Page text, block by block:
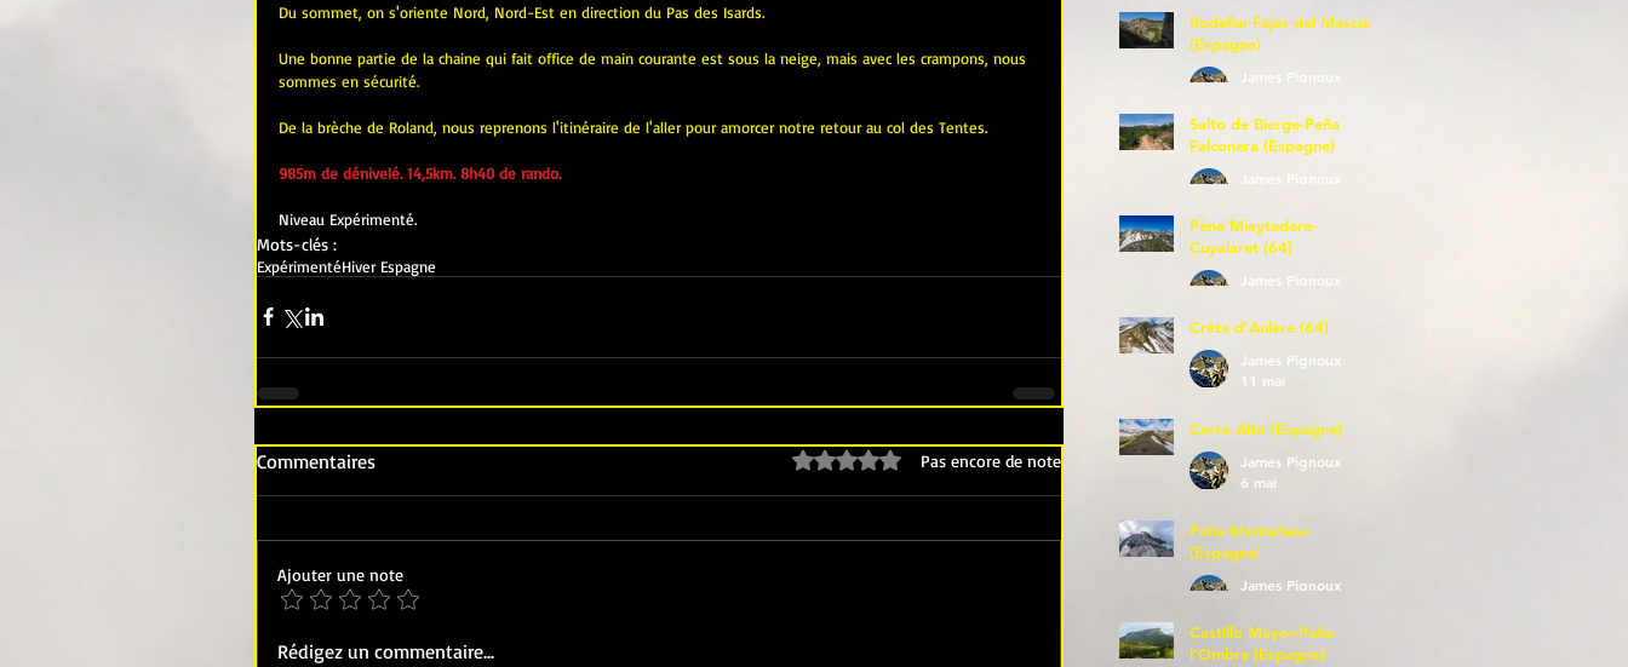
Du sommet, on s'oriente Nord, Nord-Est en direction du Pas des Isards.
Une bonne partie de la chaine qui fait office de main courante est sous la neige, mais avec les crampons, nous
sommes en sécurité.
De la brèche de Roland, nous reprenons l'itinéraire de l'aller pour amorcer notre retour au col des Tentes.
985m de dénivelé. 14,5km. 8h40 de rando.
Niveau Expérimenté.
Mots-clés :
ExpérimentéHiver Espagne
Commentaires Noté 0 étoile sur 5. Pas encore de note
Ajouter une note
Rédigez un commentaire...
Rodellar-Fajas del Mascun
(Espagne)
James Pignoux
Salto de Bierge-Peña
Falconera (Espagne)
James Pignoux
Pène Mieytadere-
Cuyalaret (64)
James Pignoux
Crête d'Aulère (64)
James Pignoux
11 mai
Cerro Alto (Espagne)
James Pignoux
6 mai
Peña Montañesa
(Espagne)
James Pignoux
Castillo Mayor-Peña
l'Ombre (Espagne)